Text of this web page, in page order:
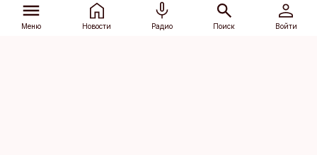
Меню Новости Радио Поиск Войти